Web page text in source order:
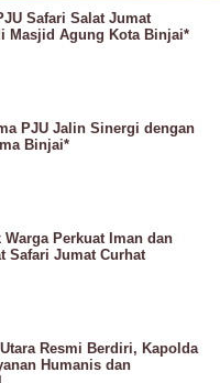
Safari Salat Jumat
Masjid Agung Kota Binjai*
PJU Jalin Sinergi dengan
Binjai*
Perkuat Iman dan
Safari Jumat Curhat
Resmi Berdiri, Kapolda
Humanis dan